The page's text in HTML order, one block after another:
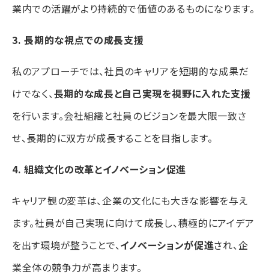
業内での活躍がより持続的で価値のあるものになります。
3. 長期的な視点での成長支援
私のアプローチでは、社員のキャリアを短期的な成果だ
けでなく、長期的な成長と自己実現を視野に入れた支援
を行います。会社組織と社員のビジョンを最大限一致さ
せ、長期的に双方が成長することを目指します。
4. 組織文化の改革とイノベーション促進
キャリア観の変革は、企業の文化にも大きな影響を与え
ます。社員が自己実現に向けて成長し、積極的にアイデア
を出す環境が整うことで、イノベーションが促進され、企
業全体の競争力が高まります。